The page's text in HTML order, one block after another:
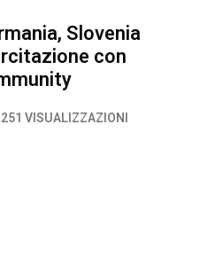
Slovenia
con
251 VISUALIZZAZIONI